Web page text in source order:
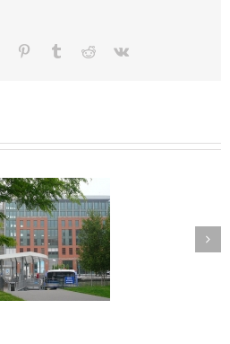
Immeuble récent